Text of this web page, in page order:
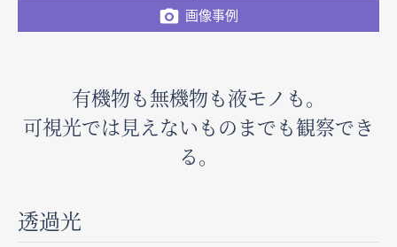
画像事例
有機物も無機物も液モノも。
可視光では見えないものまでも観察でき
る。
透過光